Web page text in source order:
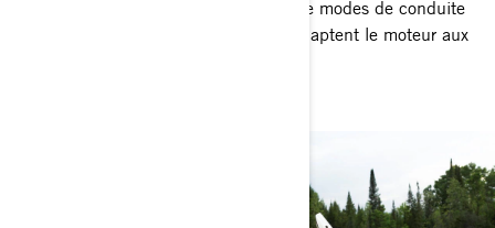
pour l’aventure. Sans oublier les quatre modes de conduite
(Sport, All-Road, Rally, Normal) qui adaptent le moteur aux